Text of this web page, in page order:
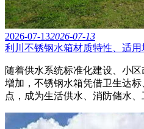
2026-07-132026-07-13
利川不锈钢水箱材质特性、适
随着供水系统标准化建设、小
增加，不锈钢水箱凭借卫生达
点，成为生活供水、消防储水